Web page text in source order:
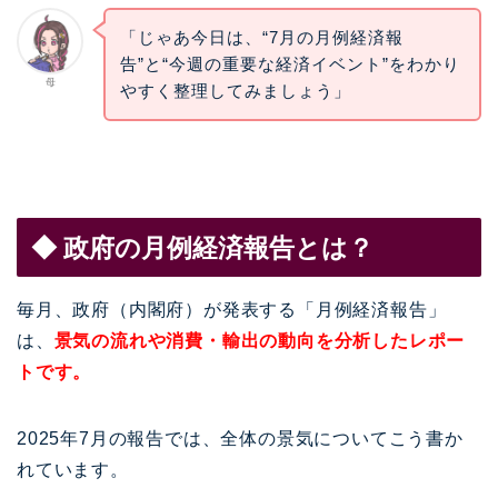
母
「じゃあ今日は、“7月の月例経済報
告”と“今週の重要な経済イベント”をわかり
やすく整理してみましょう」
◆ 政府の月例経済報告とは？
毎月、政府（内閣府）が発表する「月例経済報告」
は、 景気の流れや消費・輸出の動向を分析したレポー
トです。
2025年7月の報告では、全体の景気についてこう書か
れています。